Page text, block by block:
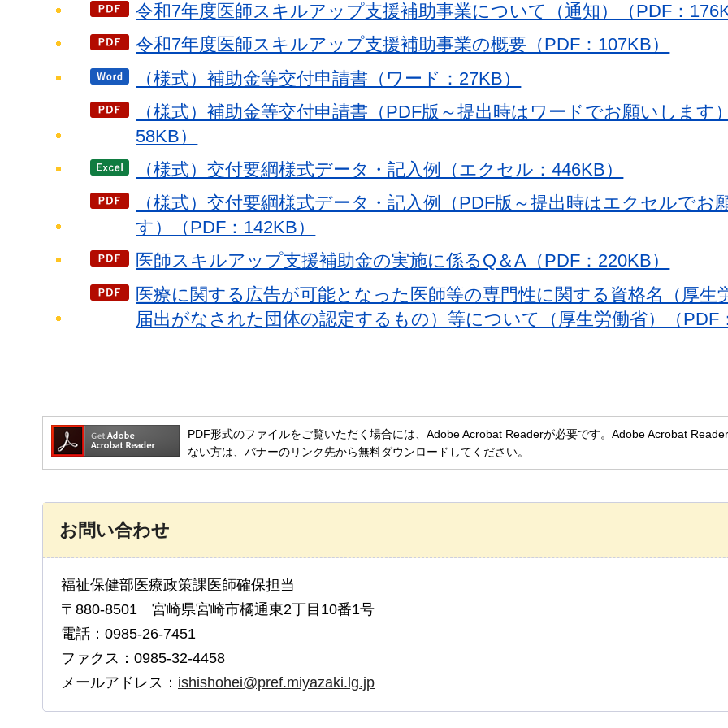
令和7年度医師スキルアップ支援補助事業について（通知）（PDF：
令和7年度医師スキルアップ支援補助事業の概要（PDF：107KB）
（様式）補助金等交付申請書（ワード：27KB）
（様式）補助金等交付申請書（PDF版～提出時はワードでお願いします
58KB）
（様式）交付要綱様式データ・記入例（エクセル：446KB）
（様式）交付要綱様式データ・記入例（PDF版～提出時はエクセルでお
す）（PDF：142KB）
医師スキルアップ支援補助金の実施に係るQ＆A（PDF：220KB）
医療に関する広告が可能となった医師等の専門性に関する資格名（厚生
届出がなされた団体の認定するもの）等について（厚生労働省）（PDF
PDF形式のファイルをご覧いただく場合には、Adobe Acrobat Readerが必要です。Adobe Acrobat
ない方は、バナーのリンク先から無料ダウンロードしてください。
お問い合わせ
福祉保健部医療政策課医師確保担当
〒880-8501 宮崎県宮崎市橘通東2丁目10番1号
電話：0985-26-7451
ファクス：0985-32-4458
メールアドレス： ishishohei@pref.miyazaki.lg.jp